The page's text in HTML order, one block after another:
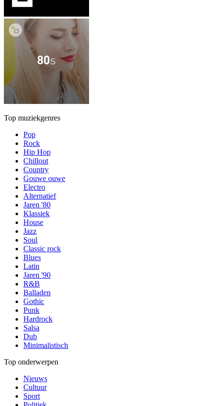
Top muziekgenres
Pop
Rock
Hip Hop
Chillout
Country
Gouwe ouwe
Electro
Alternatief
Jaren '80
Klassiek
House
Jazz
Soul
Classic rock
Blues
Latin
Jaren '90
R&B
Balladen
Gothic
Punk
Hardrock
Salsa
Dub
Minimalistisch
Top onderwerpen
Nieuws
Cultuur
Sport